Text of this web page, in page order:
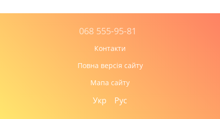
068 555-95-81
Контакти
Повна версія сайту
Мапа сайту
Укр Рус